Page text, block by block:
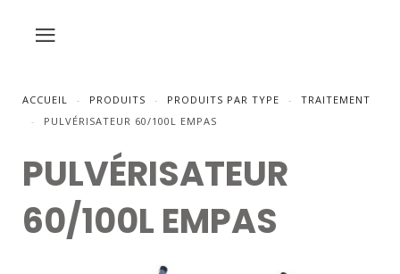
ACCUEIL PRODUITS PRODUITS PAR TYPE
TRAITEMENT
PULVÉRISATEUR 60/100L EMPAS
PULVÉRISATEUR
60/100L EMPAS